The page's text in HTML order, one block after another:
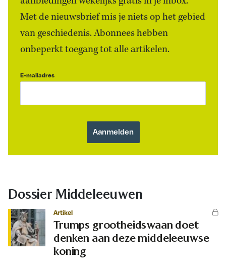
Met de nieuwsbrief mis je niets op het gebied
van geschiedenis. Abonnees hebben
onbeperkt toegang tot alle artikelen.
E-mailadres
Dossier Middeleeuwen
Artikel
Trumps grootheidswaan doet
denken aan deze middeleeuwse
koning